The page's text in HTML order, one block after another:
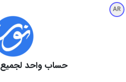
AR
حساب واحد